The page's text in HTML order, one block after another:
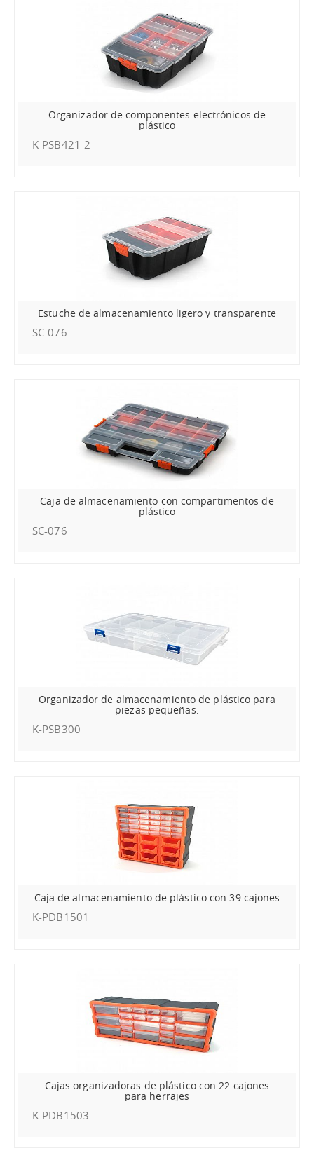
Organizador de componentes electrónicos de
plástico
K-PSB421-2
Estuche de almacenamiento ligero y transparente
SC-076
Caja de almacenamiento con compartimentos de
plástico
SC-076
Organizador de almacenamiento de plástico para
piezas pequeñas.
K-PSB300
Caja de almacenamiento de plástico con 39 cajones
K-PDB1501
Cajas organizadoras de plástico con 22 cajones
para herrajes
K-PDB1503